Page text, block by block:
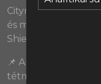
Citynél pedig
és miben
Shielden látotthoz?
📌 Arne Slot
tétmeccsen a